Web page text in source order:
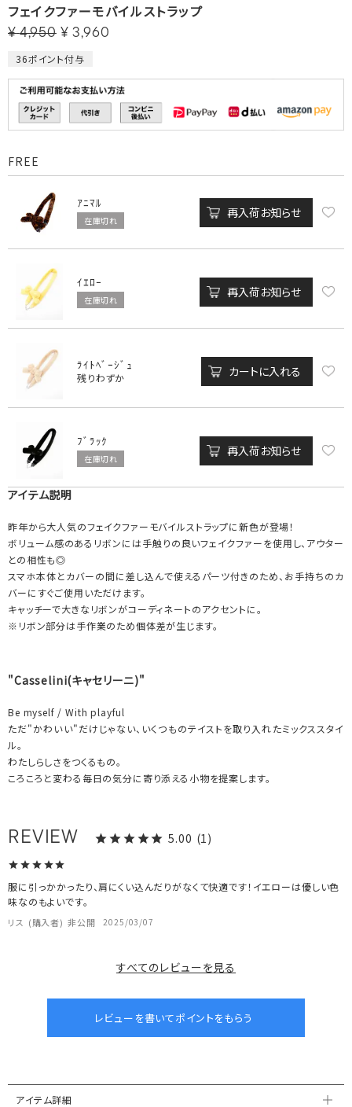
フェイクファーモバイルストラップ
¥ 4,950 ¥ 3,960
36ポイント付与
FREE
ｱﾆﾏﾙ
在庫切れ
再入荷お知らせ
ｲｴﾛｰ
在庫切れ
再入荷お知らせ
ﾗｲﾄﾍﾞｰｼﾞｭ
残りわずか カートに入れる
ﾌﾞﾗｯｸ
在庫切れ
再入荷お知らせ
アイテム説明
昨年から大人気のフェイクファーモバイルストラップに新色が登場！
ボリューム感のあるリボンには手触りの良いフェイクファーを使用し、アウター
との相性も◎
スマホ本体とカバーの間に差し込んで使えるパーツ付きのため、お手持ちのカ
バーにすぐご使用いただけます。
キャッチーで大きなリボンがコーディネートのアクセントに。
※リボン部分は手作業のため個体差が生じます。
"Casselini(キャセリーニ)"
Be myself / With playful
ただ"かわいい"だけじゃない、いくつものテイストを取り入れたミックススタイ
ル。
わたしらしさをつくるもの。
ころころと変わる毎日の気分に寄り添える小物を提案します。
5.00 1
リス 購入者 非公開 2025/03/07
服に引っかかったり、肩にくい込んだりがなくて快適です！イエローは優しい色
味なのもよいです。
すべてのレビューを見る
アイテム詳細